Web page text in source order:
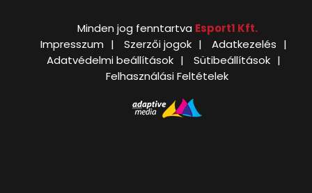
Minden jog fenntartva Esport1 Kft.
Impresszum
Szerzői jogok
Adatkezelés
Adatvédelmi beállítások
Sütibeállítások
Felhasználási Feltételek